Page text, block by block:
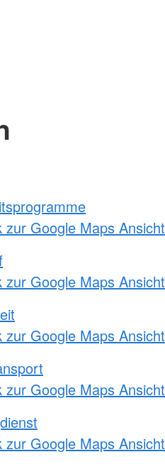
zur Google Maps Ansicht
zur Google Maps Ansicht
zur Google Maps Ansicht
zur Google Maps Ansicht
zur Google Maps Ansicht